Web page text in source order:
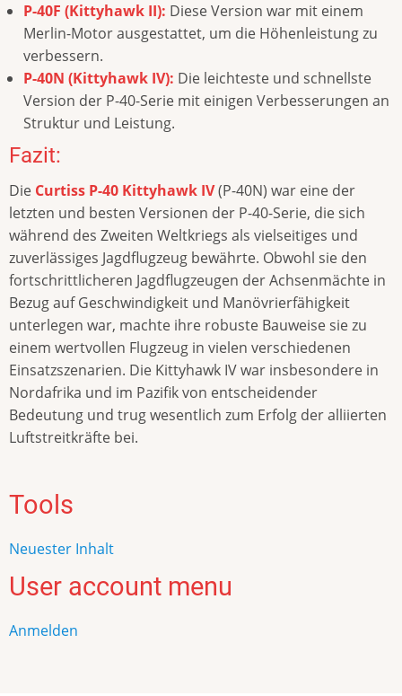
P-40F (Kittyhawk II): Diese Version war mit einem
Merlin-Motor ausgestattet, um die Höhenleistung zu
verbessern.
P-40N (Kittyhawk IV): Die leichteste und schnellste
Version der P-40-Serie mit einigen Verbesserungen an
Struktur und Leistung.
Fazit:
Die Curtiss P-40 Kittyhawk IV(P-40N) war eine der
letzten und besten Versionen der P-40-Serie, die sich
während des Zweiten Weltkriegs als vielseitiges und
zuverlässiges Jagdflugzeug bewährte. Obwohl sie den
fortschrittlicheren Jagdflugzeugen der Achsenmächte in
Bezug auf Geschwindigkeit und Manövrierfähigkeit
unterlegen war, machte ihre robuste Bauweise sie zu
einem wertvollen Flugzeug in vielen verschiedenen
Einsatzszenarien. Die Kittyhawk IV war insbesondere in
Nordafrika und im Pazifik von entscheidender
Bedeutung und trug wesentlich zum Erfolg der alliierten
Luftstreitkräfte bei.
Tools
Neuester Inhalt
User account menu
Anmelden